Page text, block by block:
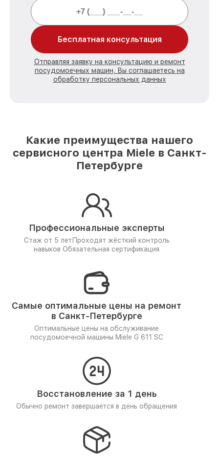
Бесплатная консультация
Отправляя заявку на консультацию и ремонт
посудомоечных машин, Вы соглашаетесь на
обработку персональных данных
Какие преимущества нашего
сервисного центра Miele в Санкт-
Петербурге
Профессиональные эксперты
Стаж от 5 лет Проходят жёсткий контроль
навыков Обязательная сертификация
Самые оптимальные цены на ремонт
в Санкт-Петербурге
Оптимальные цены на обслуживание
посудомоечной машины Miele G 611 SC
Восстановление за 1 день
Обычно ремонт завершается в день обращения